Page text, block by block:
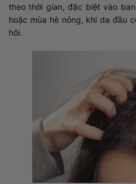
theo thời gian, đặc biệt vào
hoặc mùa hè nóng, khi da đầu
hôi.